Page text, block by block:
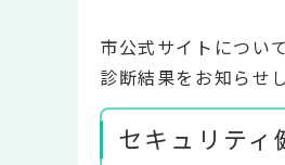
市公式サイトについ
診断結果をお知らせし
セキュリティ